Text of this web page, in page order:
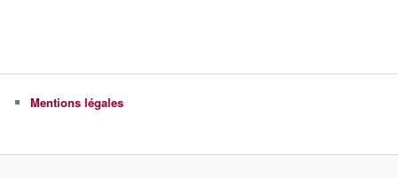
Mentions légales